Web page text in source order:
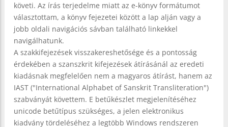
követi. Az írás terjedelme miatt az e-könyv formátumot
választottam, a könyv fejezetei között a lap alján vagy a
jobb oldali navigációs sávban található linkekkel
navigálhatunk.
A szakkifejezések visszakereshetősége és a pontosság
érdekében a szanszkrit kifejezések átírásánál az eredeti
kiadásnak megfelelően nem a magyaros átírást, hanem az
IAST ("International Alphabet of Sanskrit Transliteration")
szabványát követtem. E betűkészlet megjelenítéséhez
unicode betűtípus szükséges, a jelen elektronikus
kiadvány tördeléséhez a legtöbb Windows rendszeren